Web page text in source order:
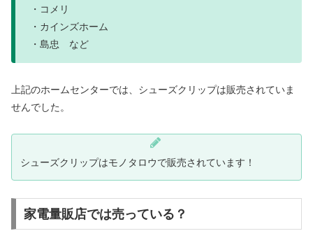
・コメリ
・カインズホーム
・島忠 など
上記のホームセンターでは、シューズクリップは販売されていま
せんでした。
シューズクリップはモノタロウで販売されています！
家電量販店では売っている？